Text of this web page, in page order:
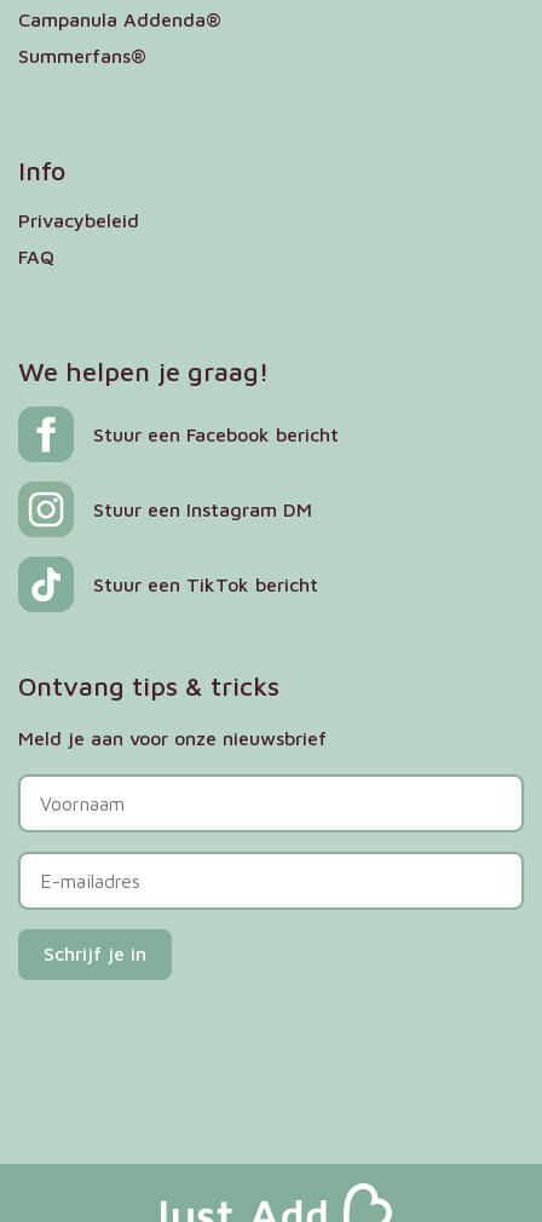
Campanula Addenda®
Summerfans®
Info
Privacybeleid
FAQ
We helpen je graag!
Stuur een Facebook bericht
Stuur een Instagram DM
Stuur een TikTok bericht
Ontvang tips & tricks
Meld je aan voor onze nieuwsbrief